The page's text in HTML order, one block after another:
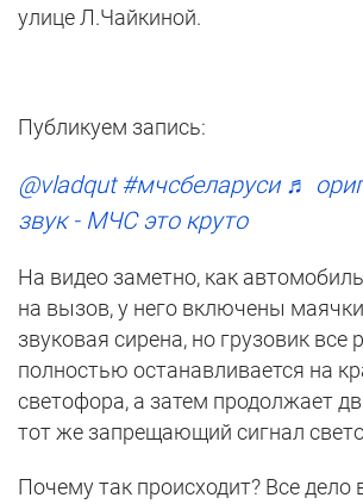
улице Л.Чайкиной.
Публикуем запись:
@vladqut #мчсбеларуси ♬
звук - МЧС это круто
На видео заметно, как
на вызов, у него включены
звуковая сирена, но грузовик все
полностью останавливается на
светофора, а затем продолжает
тот же запрещающий сигнал
Почему так происходит? Все дело